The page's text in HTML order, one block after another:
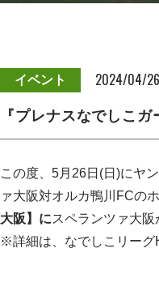
イベント 2024/04/26
『プレナスなでしこ
この度、5月26日(日)にヤ
ァ大阪対オルカ鴨川FCの
大阪】にスペランツァ大
※詳細は、なでしこリーグ